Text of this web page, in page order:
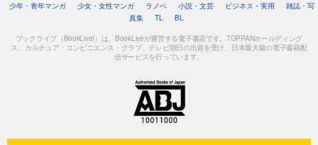
少年・青年マンガ
少女・女性マンガ ラノベ 小説・文芸 ビジネス・実用
雑誌・写
真集
TL BL
ブックライブ（BookLive!）は、BookLiveが運営する電子書店です。TOPPANホールディング
ス、カルチュア・コンビニエンス・クラブ、テレビ朝日の出資を受け、日本最大級の電子書籍配
信サービスを行っています。